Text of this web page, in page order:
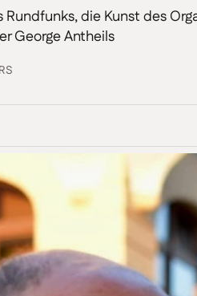
die Kunst des
George Antheils